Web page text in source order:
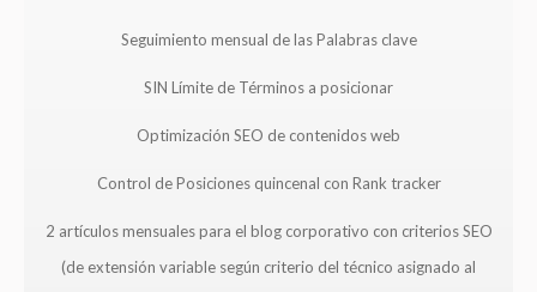
Seguimiento mensual de las Palabras clave
SIN Límite de Términos a posicionar
Optimización SEO de contenidos web
Control de Posiciones quincenal con Rank tracker
2 artículos mensuales para el blog corporativo con criterios SEO
(de extensión variable según criterio del técnico asignado al